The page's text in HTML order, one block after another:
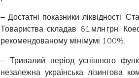
‒ Достатні показники ліквідності.
Товариства складав 61 млн грн.
рекомендованому мінімумі 100%.
‒ Тривалий період успішного
незалежна українська лізингова